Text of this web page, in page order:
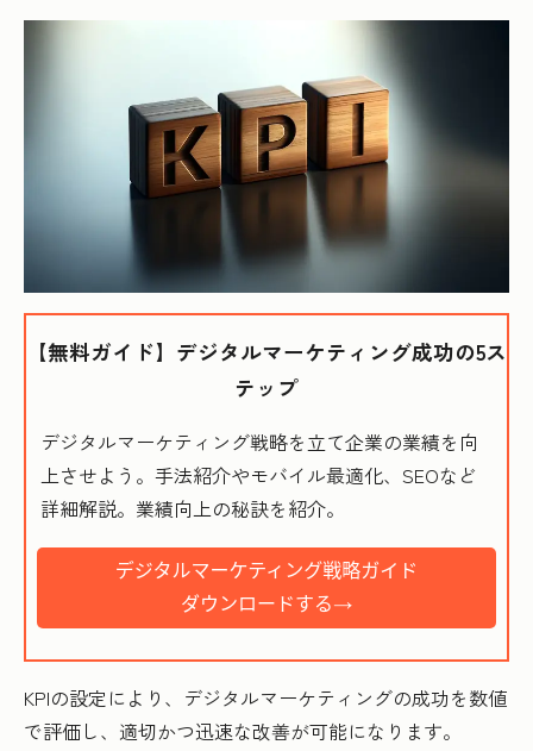
【無料ガイド】デジタルマーケティング成功の5ス
テップ
デジタルマーケティング戦略を立て企業の業績を向
上させよう。手法紹介やモバイル最適化、SEOなど
詳細解説。業績向上の秘訣を紹介。
KPIの設定により、デジタルマーケティングの成功を数値
で評価し、適切かつ迅速な改善が可能になります。